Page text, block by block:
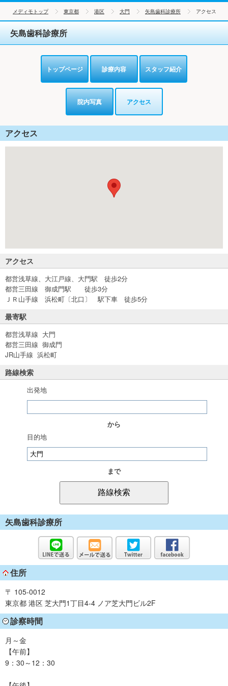
メディモトップ 東京都 港区 大門 矢島歯科診療所 アクセス
矢島歯科診療所
トップページ 診療内容 スタッフ紹介
院内写真 アクセス
アクセス
アクセス
都営浅草線、大江戸線、大門駅 徒歩2分
都営三田線 御成門駅 徒歩3分
ＪＲ山手線 浜松町〔北口〕 駅下車 徒歩5分
最寄駅
都営浅草線 大門
都営三田線 御成門
JR山手線 浜松町
路線検索
出発地
から
目的地
まで
矢島歯科診療所
住所
〒 105-0012
東京都 港区 芝大門1丁目4-4 ノア芝大門ビル2F
診察時間
月～金
【午前】
9：30～12：30